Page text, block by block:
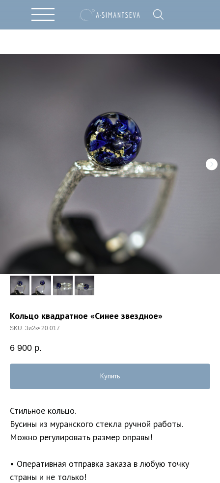
Кольцо квадратное «Синее звездное»
SKU: 3и2к• 20.017
6 900 р.
Купить
Стильное кольцо.
Бусины из муранского стекла ручной работы.
Можно регулировать размер оправы!
• Оперативная отправка заказа в любую точку
страны и не только!